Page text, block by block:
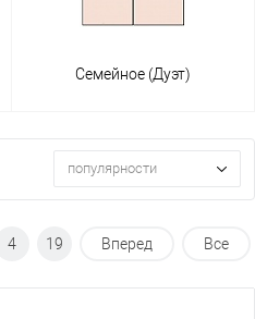
Семейное (Дуэт)
популярности
4 19 Вперед Все